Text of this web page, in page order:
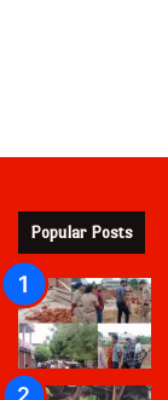
Popular Posts